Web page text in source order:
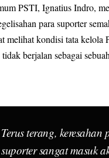
PSTI, Ignatius Indro,
para suporter
melihat kondisi tata kelola
berjalan sebagai
Terus terang, keresahan
suporter sangat masuk